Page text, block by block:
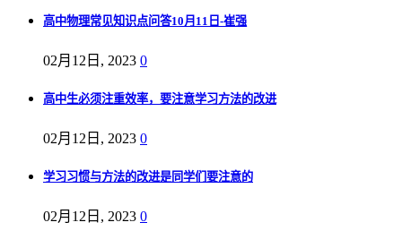
高中物理常见知识点问答10月11日-崔强
02月12日, 2023 0
高中生必须注重效率，要注意学习方法的改进
02月12日, 2023 0
学习习惯与方法的改进是同学们要注意的
02月12日, 2023 0